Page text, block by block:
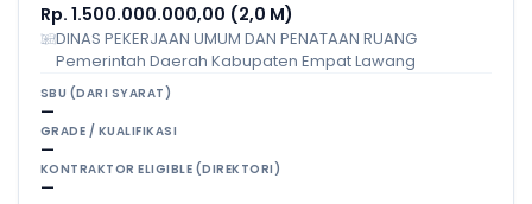
Rp. 1.500.000.000,00 (2,0 M)
DINAS PEKERJAAN UMUM DAN PENATAAN RUANG
Pemerintah Daerah Kabupaten Empat Lawang
SBU (DARI SYARAT)
—
GRADE / KUALIFIKASI
—
KONTRAKTOR ELIGIBLE (DIREKTORI)
—